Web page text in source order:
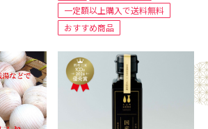
一定額以上購入で送料無料
おすすめ商品